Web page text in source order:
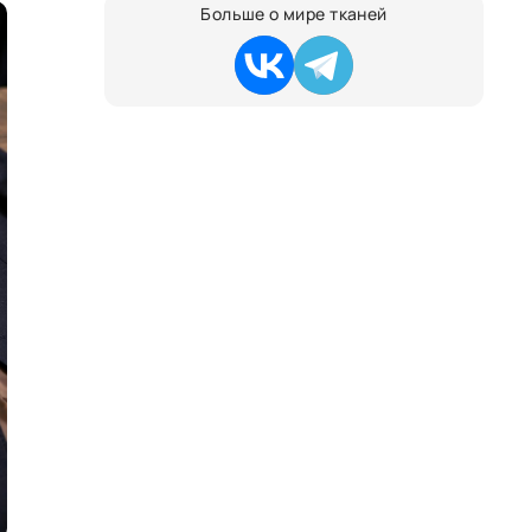
Больше о мире тканей